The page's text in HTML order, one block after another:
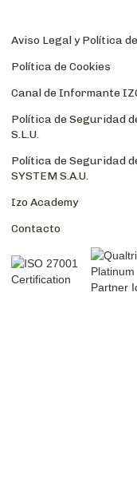
Aviso Legal y Política
Política de Cookies
Canal de Informante
Política de Seguridad
S.L.U.
Política de Seguridad
SYSTEM S.A.U.
Izo Academy
Contacto